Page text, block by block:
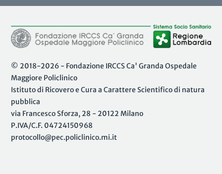
© 2018-2026 - Fondazione IRCCS Ca' Granda Ospedale
Maggiore Policlinico
Istituto di Ricovero e Cura a Carattere Scientifico di natura
pubblica
via Francesco Sforza, 28 - 20122 Milano
P.IVA/C.F. 04724150968
protocollo@pec.policlinico.mi.it